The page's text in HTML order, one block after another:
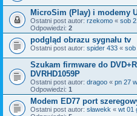
MicroSim (Play) i modemy
Ostatni post autor: rzekomo « sob
Odpowiedzi: 2
podgląd obrazu sygnału tv
Ostatni post autor: spider 433 « sob
Szukam firmware do
DVRHD1059P
Ostatni post autor: dragoo « pn 27
Odpowiedzi: 1
Modem ED77 port
Ostatni post autor: sławekk « wt 01